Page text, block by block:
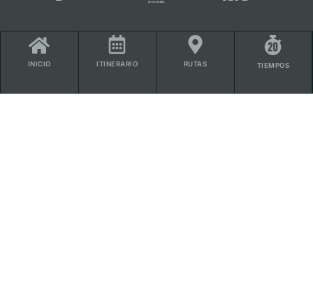
INICIO ITINERARIO RUTAS TIEMPOS